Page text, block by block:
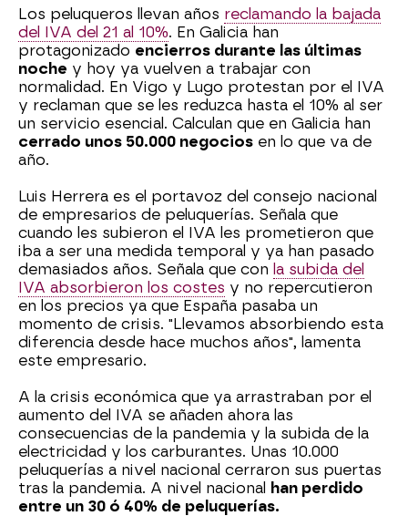
Los peluqueros llevan años reclamando la bajada
del IVA del 21 al 10%. En Galicia han
protagonizado encierros durante las últimas
noche y hoy ya vuelven a trabajar con
normalidad. En Vigo y Lugo protestan por el IVA
y reclaman que se les reduzca hasta el 10% al ser
un servicio esencial. Calculan que en Galicia han
cerrado unos 50.000 negocios en lo que va de
año.
Luis Herrera es el portavoz del consejo nacional
de empresarios de peluquerías. Señala que
cuando les subieron el IVA les prometieron que
iba a ser una medida temporal y ya han pasado
demasiados años. Señala que con la subida del
IVA absorbieron los costes y no repercutieron
en los precios ya que España pasaba un
momento de crisis. "Llevamos absorbiendo esta
diferencia desde hace muchos años", lamenta
este empresario.
A la crisis económica que ya arrastraban por el
aumento del IVA se añaden ahora las
consecuencias de la pandemia y la subida de la
electricidad y los carburantes. Unas 10.000
peluquerías a nivel nacional cerraron sus puertas
tras la pandemia. A nivel nacional han perdido
entre un 30 ó 40% de peluquerías.